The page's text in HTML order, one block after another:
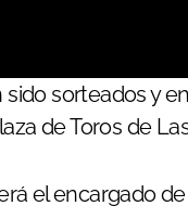
sorteados y
de Toros de
el encargado